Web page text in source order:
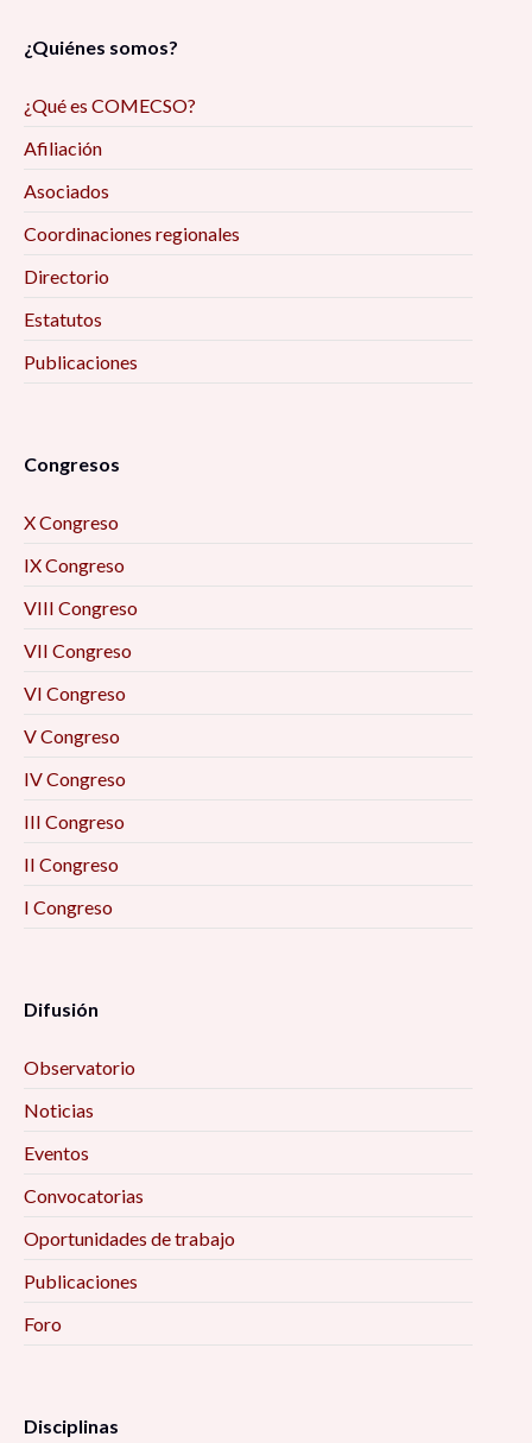
¿Quiénes somos?
¿Qué es COMECSO?
Afiliación
Asociados
Coordinaciones regionales
Directorio
Estatutos
Publicaciones
Congresos
X Congreso
IX Congreso
VIII Congreso
VII Congreso
VI Congreso
V Congreso
IV Congreso
III Congreso
II Congreso
I Congreso
Difusión
Observatorio
Noticias
Eventos
Convocatorias
Oportunidades de trabajo
Publicaciones
Foro
Disciplinas